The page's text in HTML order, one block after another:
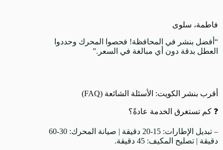
فاطمة، سلوى
“أفضل بنشر في المحافظة! فحصوا المحرك وحددوا
العطل بدقة دون أي مبالغة في السعر.”
أقرب بنشر الكويت: الأسئلة الشائعة (FAQ)
❓ كم تستغرق الخدمة عادةً؟
– تبديل الإطارات: 15-20 دقيقة | صيانة المحرك: 30-60
دقيقة | تصليح المكيف: 45 دقيقة.